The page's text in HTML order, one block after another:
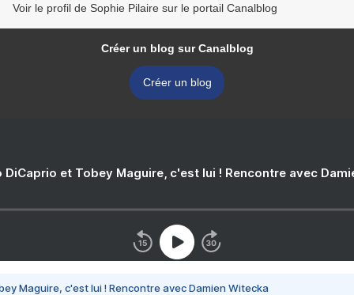
Voir le profil de Sophie Pilaire sur le portail Canalblog
Créer un blog sur Canalblog
Créer un blog
DiCaprio et Tobey Maguire, c'est lui ! Rencontre avec
Maguire, c'est lui ! Rencontre avec Damien Witecka